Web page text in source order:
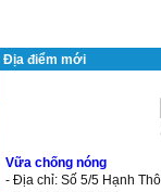
Địa điểm mới
Vữa chống nóng
- Địa chỉ: Số 5/5 Hạnh